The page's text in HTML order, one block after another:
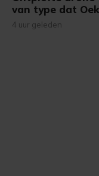
van type dat
4 uur geleden